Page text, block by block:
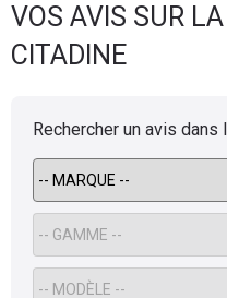
Essais
Electriques
Utilitaires
Flottes
VOS AVIS SUR
CITADINE
Rechercher un avis dans